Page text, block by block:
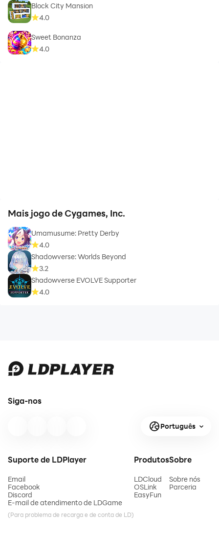
Block City Mansion
4.0
Sweet Bonanza
4.0
Mais jogo de Cygames, Inc.
Umamusume: Pretty Derby
4.0
Shadowverse: Worlds Beyond
3.2
Shadowverse EVOLVE Supporter
4.0
Siga-nos
Português
Suporte de LDPlayer
Email
Facebook
Discord
E-mail de atendimento de LDGame
(Para problema de recarga e de conta de LD)
Produtos
LDCloud
OSLink
EasyFun
Sobre
Sobre nós
Parceria